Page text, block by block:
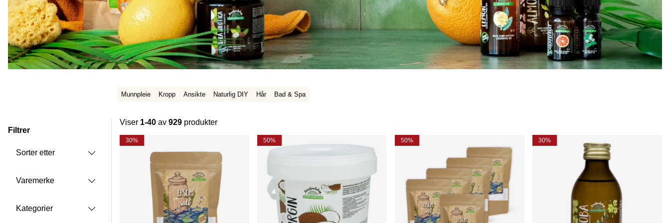
Munnpleie Kropp Ansikte Naturlig DIY Hår Bad & Spa
Filtrer
Sorter etter
Varemerke
Kategorier
Viser 1-40 av 929 produkter
Produkter
30% 50% 50% 30%